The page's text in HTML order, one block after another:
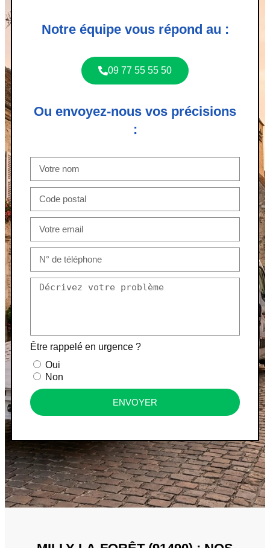
Notre équipe vous répond au :
09 77 55 55 50
Ou envoyez-nous vos précisions
:
Être rappelé en urgence ?
Oui
Non
ENVOYER